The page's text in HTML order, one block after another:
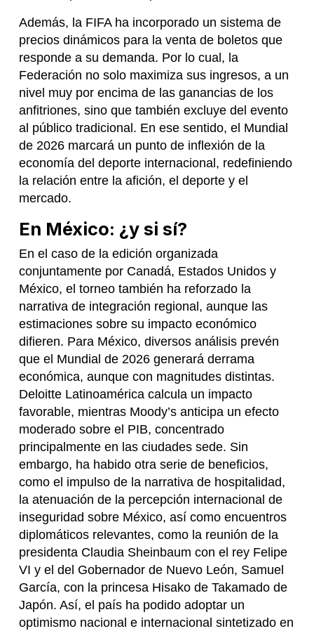
Además, la FIFA ha incorporado un sistema de
precios dinámicos para la venta de boletos que
responde a su demanda. Por lo cual, la
Federación no solo maximiza sus ingresos, a un
nivel muy por encima de las ganancias de los
anfitriones, sino que también excluye del evento
al público tradicional. En ese sentido, el Mundial
de 2026 marcará un punto de inflexión de la
economía del deporte internacional, redefiniendo
la relación entre la afición, el deporte y el
mercado.
En México: ¿y si sí?
En el caso de la edición organizada
conjuntamente por Canadá, Estados Unidos y
México, el torneo también ha reforzado la
narrativa de integración regional, aunque las
estimaciones sobre su impacto económico
difieren. Para México, diversos análisis prevén
que el Mundial de 2026 generará derrama
económica, aunque con magnitudes distintas.
Deloitte Latinoamérica calcula un impacto
favorable, mientras Moody’s anticipa un efecto
moderado sobre el PIB, concentrado
principalmente en las ciudades sede. Sin
embargo, ha habido otra serie de beneficios,
como el impulso de la narrativa de hospitalidad,
la atenuación de la percepción internacional de
inseguridad sobre México, así como encuentros
diplomáticos relevantes, como la reunión de la
presidenta Claudia Sheinbaum con el rey Felipe
VI y el del Gobernador de Nuevo León, Samuel
García, con la princesa Hisako de Takamado de
Japón. Así, el país ha podido adoptar un
optimismo nacional e internacional sintetizado en